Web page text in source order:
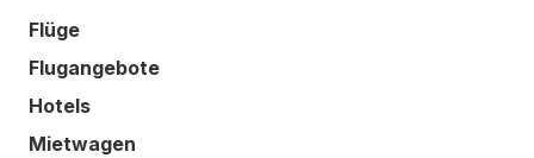
Flüge
Flugangebote
Hotels
Mietwagen